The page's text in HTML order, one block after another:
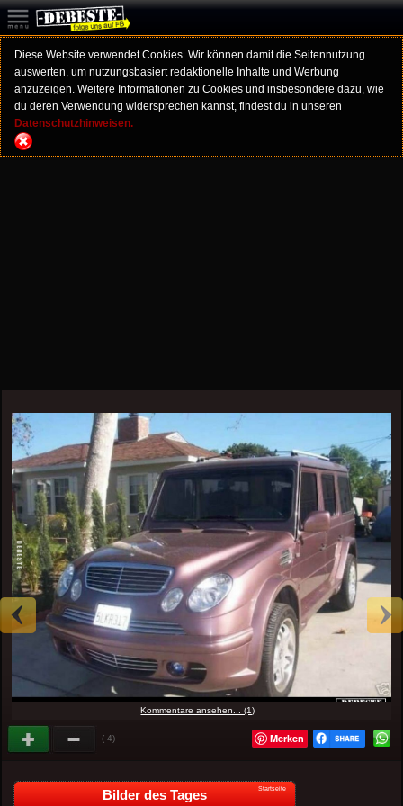
Diese Website verwendet Cookies. Wir können damit die Seitennutzung
auswerten, um nutzungsbasiert redaktionelle Inhalte und Werbung
anzuzeigen. Weitere Informationen zu Cookies und insbesondere dazu, wie
du deren Verwendung widersprechen kannst, findest du in unseren
Datenschutzhinweisen.
Kommentare ansehen... (1)
(-4) Merken
Bilder des Tages Startseite